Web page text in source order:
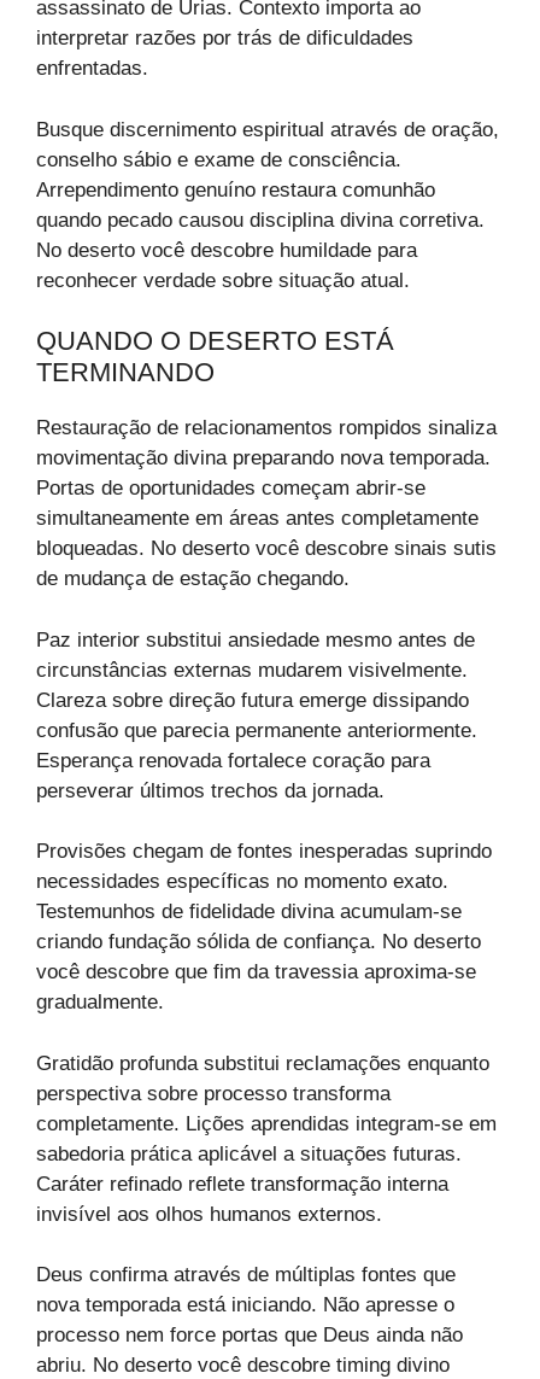
assassinato de Urias. Contexto importa ao
interpretar razões por trás de dificuldades
enfrentadas.
Busque discernimento espiritual através de oração,
conselho sábio e exame de consciência.
Arrependimento genuíno restaura comunhão
quando pecado causou disciplina divina corretiva.
No deserto você descobre humildade para
reconhecer verdade sobre situação atual.
QUANDO O DESERTO ESTÁ
TERMINANDO
Restauração de relacionamentos rompidos sinaliza
movimentação divina preparando nova temporada.
Portas de oportunidades começam abrir-se
simultaneamente em áreas antes completamente
bloqueadas. No deserto você descobre sinais sutis
de mudança de estação chegando.
Paz interior substitui ansiedade mesmo antes de
circunstâncias externas mudarem visivelmente.
Clareza sobre direção futura emerge dissipando
confusão que parecia permanente anteriormente.
Esperança renovada fortalece coração para
perseverar últimos trechos da jornada.
Provisões chegam de fontes inesperadas suprindo
necessidades específicas no momento exato.
Testemunhos de fidelidade divina acumulam-se
criando fundação sólida de confiança. No deserto
você descobre que fim da travessia aproxima-se
gradualmente.
Gratidão profunda substitui reclamações enquanto
perspectiva sobre processo transforma
completamente. Lições aprendidas integram-se em
sabedoria prática aplicável a situações futuras.
Caráter refinado reflete transformação interna
invisível aos olhos humanos externos.
Deus confirma através de múltiplas fontes que
nova temporada está iniciando. Não apresse o
processo nem force portas que Deus ainda não
abriu. No deserto você descobre timing divino